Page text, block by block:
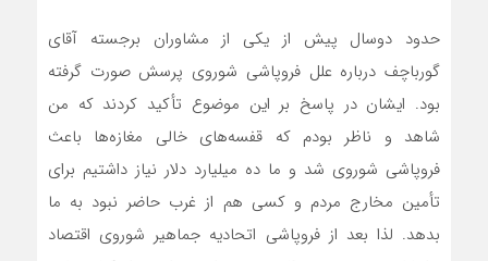
حدود دوسال پیش از یکی از مشاوران برجسته آقای
گورباچف درباره علل فروپاشی شوروی پرسش صورت گرفته
بود. ایشان در پاسخ بر این موضوع تأکید کردند که من
شاهد و ناظر بودم که قفسه‌های خالی مغازه‌ها باعث
فروپاشی شوروی شد و ما ده میلیارد دلار نیاز داشتیم برای
تأمین مخارج مردم و کسی هم از غرب حاضر نبود به ما
بدهد. لذا بعد از فروپاشی اتحادیه جماهیر شوروی اقتصاد